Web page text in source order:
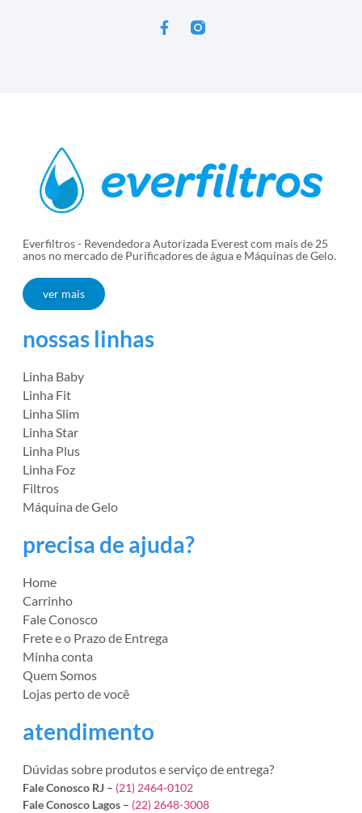
Everfiltros - Revendedora Autorizada Everest com mais de 25
anos no mercado de Purificadores de água e Máquinas de Gelo.
ver mais
nossas linhas
Linha Baby
Linha Fit
Linha Slim
Linha Star
Linha Plus
Linha Foz
Filtros
Máquina de Gelo
precisa de ajuda?
Home
Carrinho
Fale Conosco
Frete e o Prazo de Entrega
Minha conta
Quem Somos
Lojas perto de você
atendimento
Dúvidas sobre produtos e serviço de entrega?
Fale Conosco RJ – (21) 2464-0102
Fale Conosco Lagos – (22) 2648-3008